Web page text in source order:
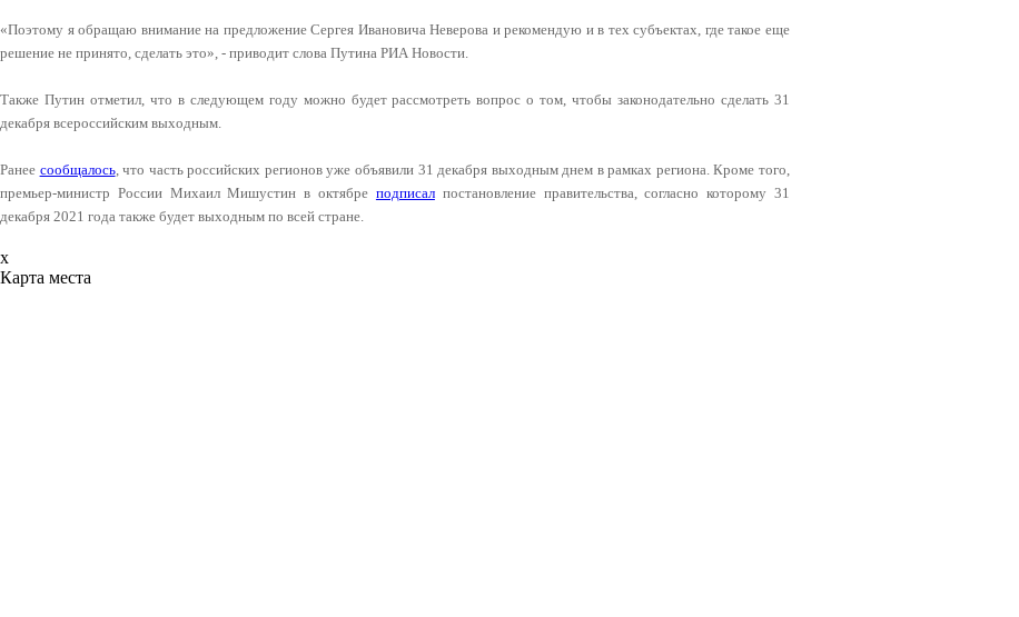
«Поэтому я обращаю внимание на предложение Сергея Ивановича Неверова и рекомендую и в тех субъектах, где такое еще
решение не принято, сделать это», - приводит слова Путина РИА Новости.
Также Путин отметил, что в следующем году можно будет рассмотреть вопрос о том, чтобы законодательно сделать 31
декабря всероссийским выходным.
Ранее сообщалось, что часть российских регионов уже объявили 31 декабря выходным днем в рамках региона. Кроме того,
премьер-министр России Михаил Мишустин в октябре подписалпостановление правительства, согласно которому 31
декабря 2021 года также будет выходным по всей стране.
x
Карта места